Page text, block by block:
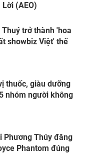
Lời (AEO)
Thuý trở thành 'hoa
showbiz Việt' thế
thuốc, giàu dưỡng
nhóm người không
Phương Thúy đăng
Phantom đúng